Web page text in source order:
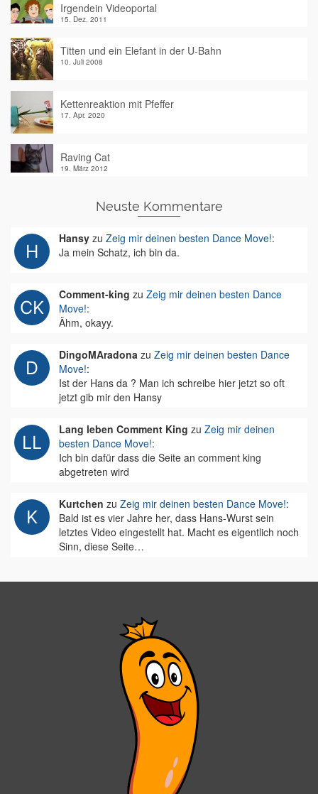
Irgendein Videoportal
15. Dez. 2011
Titten und ein Elefant in der U-Bahn
10. Juli 2008
Kettenreaktion mit Pfeffer
17. Apr. 2020
Raving Cat
19. März 2012
Neuste Kommentare
Hansy zu Zeig mir deinen besten Dance Move!:
Ja mein Schatz, ich bin da.
Comment-king zu Zeig mir deinen besten Dance
Move!:
Ähm, okayy.
DingoMAradona zu Zeig mir deinen besten Dance
Move!:
Ist der Hans da ? Man ich schreibe hier jetzt so oft
jetzt gib mir den Hansy
Lang leben Comment King zu Zeig mir deinen
besten Dance Move!:
Ich bin dafür dass die Seite an comment king
abgetreten wird
Kurtchen zu Zeig mir deinen besten Dance Move!:
Bald ist es vier Jahre her, dass Hans-Wurst sein
letztes Video eingestellt hat. Macht es eigentlich noch
Sinn, diese Seite…